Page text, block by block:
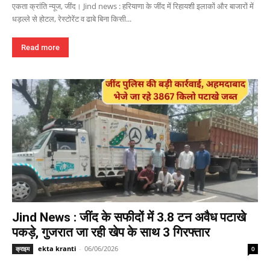
एकता क्रांति न्यूज, जींद। Jind news : हरियाणा के जींद में रिहायशी इलाकों और बाजारों में
धड़ल्ले से होटल, रेस्टोरेंट व ढाबे बिना किसी...
Read more
Jind News : जींद के सफीदों में 3.8 टन अवैध पटाखे
पकड़े, गुजरात जा रही खेप के साथ 3 गिरफ्तार
क्राइम ekta kranti - 06/06/2026 0